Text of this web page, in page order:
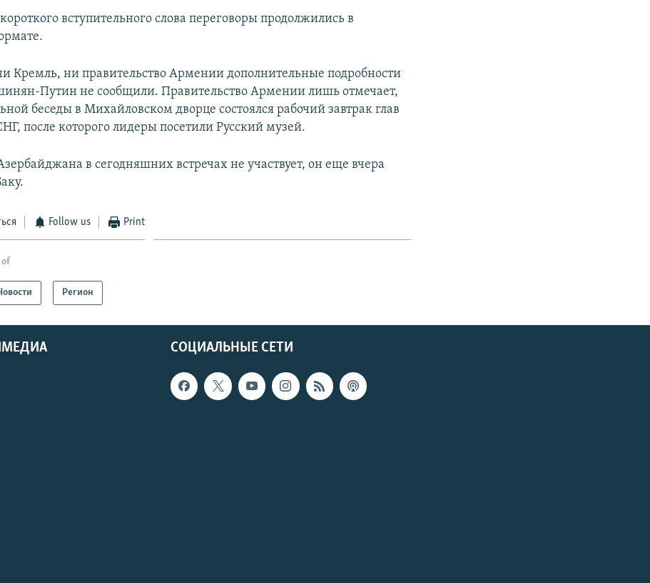
вступительного слова переговоры продолжились в
Кремль, ни правительство Армении дополнительные подробности
Путин не сообщили. Правительство Армении лишь отмечает,
беседы в Михайловском дворце состоялся рабочий завтрак глав
после которого лидеры посетили Русский музей.
в сегодняшних встречах не участвует, он еще вчера
Follow us Print
of
Регион
СОЦИАЛЬНЫЕ СЕТИ